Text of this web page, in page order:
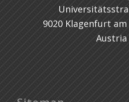
9020 Klagenfurt
Austria